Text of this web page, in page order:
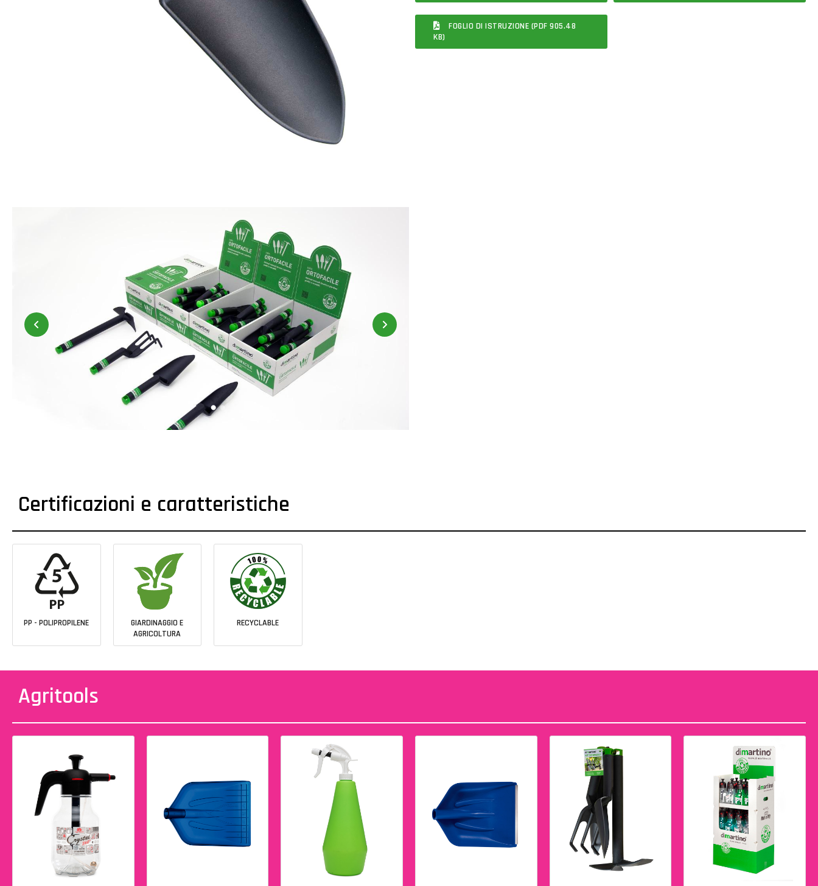
FOGLIO DI ISTRUZIONE (PDF 905.48
KB)
Certificazioni e caratteristiche
PP - POLIPROPILENE
GIARDINAGGIO E
AGRICOLTURA
RECYCLABLE
Agritools